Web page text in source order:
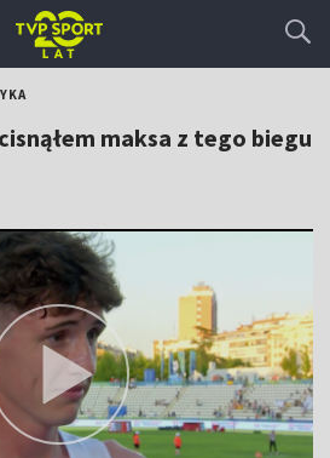
maksa z tego biegu